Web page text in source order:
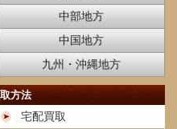
中部地方
中国地方
九州・沖縄地方
方法
宅配買取